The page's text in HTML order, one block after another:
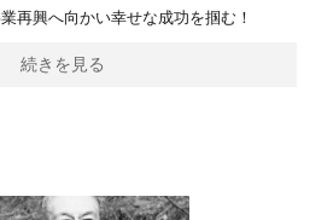
再興へ向かい幸せな成功を掴む！
続きを見る